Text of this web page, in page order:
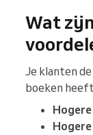
Wat
Je klanten
boeken